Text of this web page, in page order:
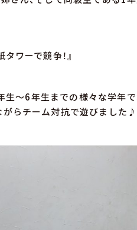
ワーで競争！』
～6年生までの様々な学年で
らチーム対抗で遊びました♪